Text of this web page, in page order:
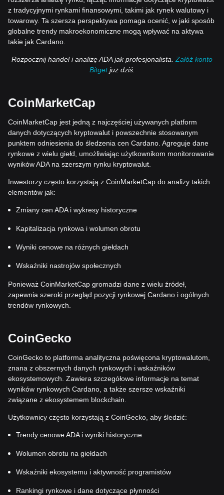
z tradycyjnymi rynkami finansowymi, takimi jak rynek walutowy i
towarowy. Ta szersza perspektywa pomaga ocenić, w jaki sposób
globalne trendy makroekonomiczne mogą wpływać na aktywa
takie jak Cardano.
Rozpocznij handel i analizę ADA jak profesjonalista. Załóż konto
Bitgetjuż dziś.
CoinMarketCap
CoinMarketCap jest jedną z najczęściej używanych platform
danych dotyczących kryptowalut i powszechnie stosowanym
punktem odniesienia do śledzenia cen Cardano. Agreguje dane
rynkowe z wielu giełd, umożliwiając użytkownikom monitorowanie
wyników ADA na szerszym rynku kryptowalut.
Inwestorzy często korzystają z CoinMarketCap do analizy takich
elementów jak:
Zmiany cen ADA i wykresy historyczne
Kapitalizacja rynkowa i wolumen obrotu
Wyniki cenowe na różnych giełdach
Wskaźniki nastrojów społecznych
Ponieważ CoinMarketCap gromadzi dane z wielu źródeł,
zapewnia szeroki przegląd pozycji rynkowej Cardano i ogólnych
trendów rynkowych.
CoinGecko
CoinGecko to platforma analityczna poświęcona kryptowalutom,
znana z obszernych danych rynkowych i wskaźników
ekosystemowych. Zawiera szczegółowe informacje na temat
wyników rynkowych Cardano, a także szersze wskaźniki
związane z ekosystemem blockchain.
Użytkownicy często korzystają z CoinGecko, aby śledzić:
Trendy cenowe ADA i wyniki historyczne
Wolumen obrotu na giełdach
Wskaźniki ekosystemu i aktywność programistów
Rankingi rynkowe i dane dotyczące płynności